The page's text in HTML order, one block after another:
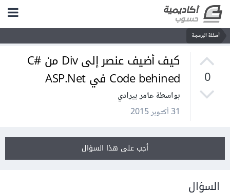
أسئلة البرمجة
0
كيف أضيف عنصر إلى Div من C#
Code behined في ASP.Net
بواسطة عامر بيرادي
31 أكتوبر 2015
أجب على هذا السؤال
السؤال